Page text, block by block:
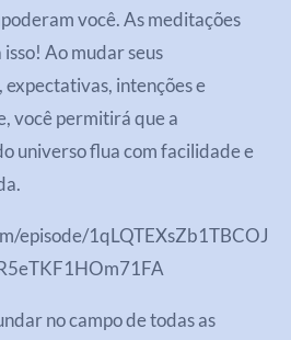
você. As meditações
isso! Ao mudar seus
expectativas, intenções e
você permitirá que a
universo flua com facilidade e
episode/1qLQTEXsZb1TBCOJ
no campo de todas as